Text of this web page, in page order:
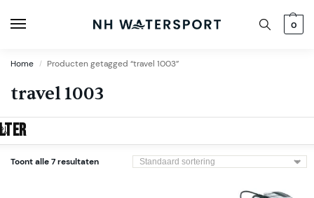
0
Home / Producten getagged “travel 1003”
travel 1003
Toont alle 7 resultaten